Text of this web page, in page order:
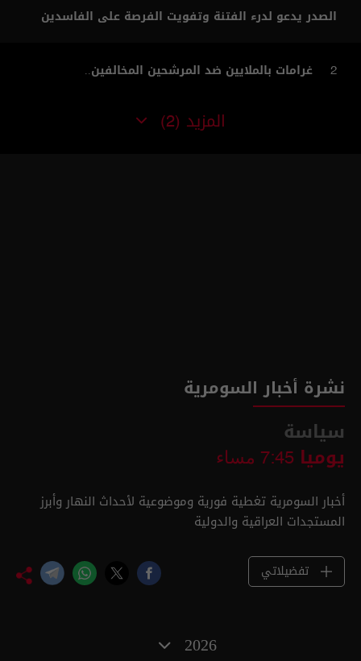
الصدر يدعو لدرء الفتنة وتفويت الفرصة على الفاسدين
2 غرامات بالملايين ضد المرشحين المخالفين..
المزيد (2)
نشرة أخبار السومرية
سياسة
يوميا 7:45 مساء
أخبار السومرية تغطية فورية وموضوعية لأحداث النهار وأبرز
المستجدات العراقية والدولية
تفضيلاتي
2026